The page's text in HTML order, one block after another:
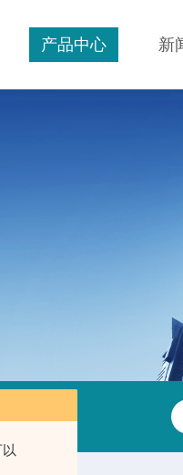
产品中心 新
PT—3502PC多功能酶标仪